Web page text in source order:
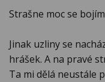
Strašne moc se
Jinak uzliny se
hrášek. A na pravé
Ta mi dělá neustále